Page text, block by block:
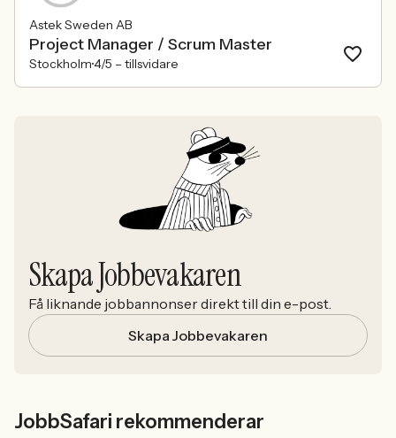
Astek Sweden AB
Project Manager / Scrum Master
Stockholm4/5 – tillsvidare
Skapa Jobbevakaren
Få liknande jobbannonser direkt till din e-post.
Skapa Jobbevakaren
JobbSafari rekommenderar